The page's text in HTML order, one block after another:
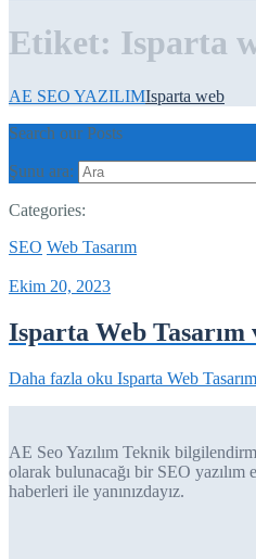
Etiket: Isparta
AE SEO YAZILIMIsparta web
Search our Posts
Şunu ara:
Categories:
SEO Web Tasarım
Ekim 20, 2023
Isparta Web Tasarım
Daha fazla oku Isparta Web
AE Seo Yazılım Teknik
olarak bulunacağı bir SEO yazılım
haberleri ile yanınızdayız.